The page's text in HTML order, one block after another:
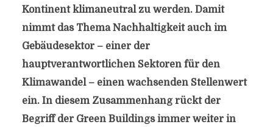
Kontinent klimaneutral zu werden. Damit
nimmt das Thema Nachhaltigkeit auch im
Gebäudesektor – einer der
hauptverantwortlichen Sektoren für den
Klimawandel – einen wachsenden Stellenwert
ein. In diesem Zusammenhang rückt der
Begriff der Green Buildings immer weiter in